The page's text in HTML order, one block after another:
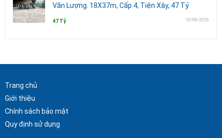
Văn Lượng. 18X37m, Cấp 4, Tiện Xây, 47 Tỷ
47 Tỷ 10/08/2026
Trang chủ
Giới thiệu
Chính sách bảo mật
Quy định sử dụng